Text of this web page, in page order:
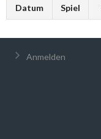
Datum Spiel
Anmelden